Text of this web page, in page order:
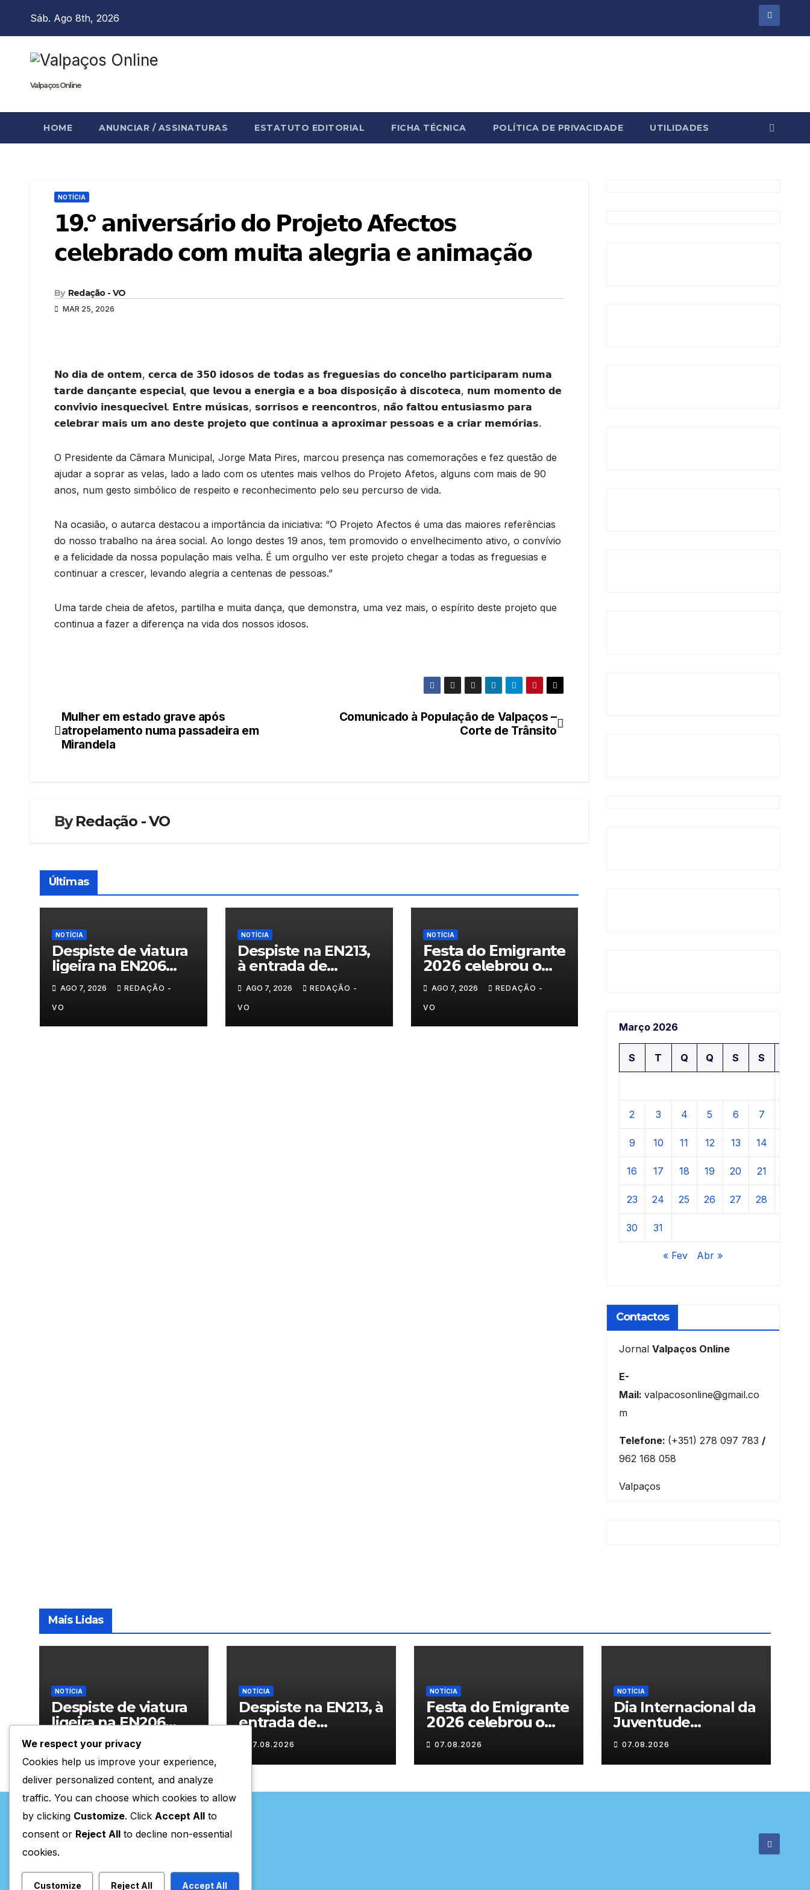
Sáb. Ago 8th, 2026
Valpaços Online
HOME ANUNCIAR / ASSINATURAS ESTATUTO EDITORIAL FICHA TÉCNICA POLÍTICA DE PRIVACIDADE UTILIDADES
NOTÍCIA
𝟭𝟵.º 𝗮𝗻𝗶𝘃𝗲𝗿𝘀𝗮́𝗿𝗶𝗼 𝗱𝗼 𝗣𝗿𝗼𝗷𝗲𝘁𝗼 𝗔𝗳𝗲𝗰𝘁𝗼𝘀
𝗰𝗲𝗹𝗲𝗯𝗿𝗮𝗱𝗼 𝗰𝗼𝗺 𝗺𝘂𝗶𝘁𝗮 𝗮𝗹𝗲𝗴𝗿𝗶𝗮 𝗲 𝗮𝗻𝗶𝗺𝗮𝗰̧𝗮̃𝗼
By Redação - VO
MAR 25, 2026
𝗡𝗼 𝗱𝗶𝗮 𝗱𝗲 𝗼𝗻𝘁𝗲𝗺, 𝗰𝗲𝗿𝗰𝗮 𝗱𝗲 𝟯𝟱𝟬 𝗶𝗱𝗼𝘀𝗼𝘀 𝗱𝗲 𝘁𝗼𝗱𝗮𝘀 𝗮𝘀 𝗳𝗿𝗲𝗴𝘂𝗲𝘀𝗶𝗮𝘀 𝗱𝗼 𝗰𝗼𝗻𝗰𝗲𝗹𝗵𝗼 𝗽𝗮𝗿𝘁𝗶𝗰𝗶𝗽𝗮𝗿𝗮𝗺 𝗻𝘂𝗺𝗮
𝘁𝗮𝗿𝗱𝗲 𝗱𝗮𝗻𝗰̧𝗮𝗻𝘁𝗲 𝗲𝘀𝗽𝗲𝗰𝗶𝗮𝗹, 𝗾𝘂𝗲 𝗹𝗲𝘃𝗼𝘂 𝗮 𝗲𝗻𝗲𝗿𝗴𝗶𝗮 𝗲 𝗮 𝗯𝗼𝗮 𝗱𝗶𝘀𝗽𝗼𝘀𝗶𝗰̧𝗮̃𝗼 𝗮̀ 𝗱𝗶𝘀𝗰𝗼𝘁𝗲𝗰𝗮, 𝗻𝘂𝗺 𝗺𝗼𝗺𝗲𝗻𝘁𝗼 𝗱𝗲
𝗰𝗼𝗻𝘃𝗶́𝘃𝗶𝗼 𝗶𝗻𝗲𝘀𝗾𝘂𝗲𝗰𝗶́𝘃𝗲𝗹. 𝗘𝗻𝘁𝗿𝗲 𝗺𝘂́𝘀𝗶𝗰𝗮𝘀, 𝘀𝗼𝗿𝗿𝗶𝘀𝗼𝘀 𝗲 𝗿𝗲𝗲𝗻𝗰𝗼𝗻𝘁𝗿𝗼𝘀, 𝗻𝗮̃𝗼 𝗳𝗮𝗹𝘁𝗼𝘂 𝗲𝗻𝘁𝘂𝘀𝗶𝗮𝘀𝗺𝗼 𝗽𝗮𝗿𝗮
𝗰𝗲𝗹𝗲𝗯𝗿𝗮𝗿 𝗺𝗮𝗶𝘀 𝘂𝗺 𝗮𝗻𝗼 𝗱𝗲𝘀𝘁𝗲 𝗽𝗿𝗼𝗷𝗲𝘁𝗼 𝗾𝘂𝗲 𝗰𝗼𝗻𝘁𝗶𝗻𝘂𝗮 𝗮 𝗮𝗽𝗿𝗼𝘅𝗶𝗺𝗮𝗿 𝗽𝗲𝘀𝘀𝗼𝗮𝘀 𝗲 𝗮 𝗰𝗿𝗶𝗮𝗿 𝗺𝗲𝗺𝗼́𝗿𝗶𝗮𝘀.
O Presidente da Câmara Municipal, Jorge Mata Pires, marcou presença nas comemorações e fez questão de
ajudar a soprar as velas, lado a lado com os utentes mais velhos do Projeto Afetos, alguns com mais de 90
anos, num gesto simbólico de respeito e reconhecimento pelo seu percurso de vida.
Na ocasião, o autarca destacou a importância da iniciativa: “O Projeto Afectos é uma das maiores referências
do nosso trabalho na área social. Ao longo destes 19 anos, tem promovido o envelhecimento ativo, o convívio
e a felicidade da nossa população mais velha. É um orgulho ver este projeto chegar a todas as freguesias e
continuar a crescer, levando alegria a centenas de pessoas.”
Uma tarde cheia de afetos, partilha e muita dança, que demonstra, uma vez mais, o espírito deste projeto que
continua a fazer a diferença na vida dos nossos idosos.
Navegação
de
Comunicado à População de Valpaços –
Corte de Trânsito
Mulher em estado grave após
atropelamento numa passadeira em
Mirandela
ByRedação - VO
Últimas
NOTÍCIA
Despiste de viatura
ligeira na EN206
cruzamento Fornos
do Pinhal
AGO 7, 2026 REDAÇÃO -
VO
NOTÍCIA
Despiste na EN213,
à entrada de
AGO 7, 2026 REDAÇÃO -
VO
NOTÍCIA
𝗙𝗲𝘀𝘁𝗮 𝗱𝗼 𝗘𝗺𝗶𝗴𝗿𝗮𝗻𝘁𝗲
𝟮𝟬𝟮𝟲 𝗰𝗲𝗹𝗲𝗯𝗿𝗼𝘂 𝗼
𝗿𝗲𝗲𝗻𝗰𝗼𝗻𝘁𝗿𝗼 𝗲 𝗼𝘀
𝗹𝗮𝗰̧𝗼𝘀 𝗾𝘂𝗲 𝘂𝗻𝗲𝗺
𝗠𝘂𝗿𝗰̧𝗮
AGO 7, 2026 REDAÇÃO -
VO
Março 2026
S T Q Q S S
2 3 4 5 6 7
9 10 11 12 13 14
16 17 18 19 20 21
23 24 25 26 27 28
30 31
« Fev Abr »
Contactos
Jornal Valpaços Online
E-
Mail: valpacosonline@gmail.co
m
Telefone: (+351) 278 097 783 /
962 168 058
Valpaços
Mais Lidas
NOTÍCIA
Despiste de viatura
ligeira na EN206
junto ao
cruzamento Fornos
do Pinhal
07.08.2026
NOTÍCIA
Despiste na EN213, à
entrada de
Vilarandelo
07.08.2026
NOTÍCIA
𝗙𝗲𝘀𝘁𝗮 𝗱𝗼 𝗘𝗺𝗶𝗴𝗿𝗮𝗻𝘁𝗲
𝟮𝟬𝟮𝟲 𝗰𝗲𝗹𝗲𝗯𝗿𝗼𝘂 𝗼
𝗿𝗲𝗲𝗻𝗰𝗼𝗻𝘁𝗿𝗼 𝗲 𝗼𝘀
𝗹𝗮𝗰̧𝗼𝘀 𝗾𝘂𝗲 𝘂𝗻𝗲𝗺
𝗠𝘂𝗿𝗰̧𝗮
07.08.2026
NOTÍCIA
Dia Internacional da
Juventude
celebrado em
Chaves com
atividades gratuitas
07.08.2026
Valpaços Online
We respect your privacy
Cookies help us improve your experience,
deliver personalized content, and analyze
traffic. You can choose which cookies to allow
by clicking Customize. Click Accept All to
consent or Reject All to decline non-essential
cookies.
Customize Reject All Accept All